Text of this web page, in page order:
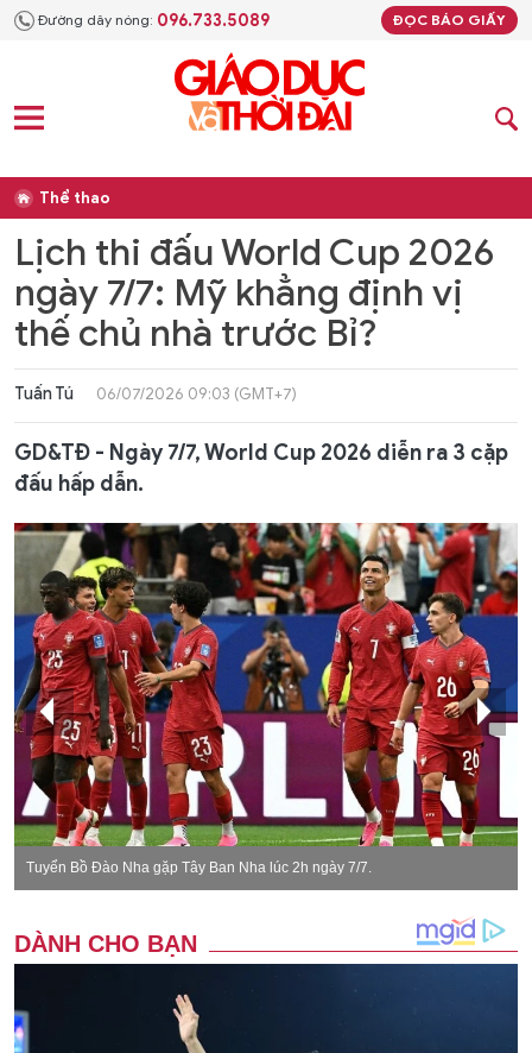
Đường dây nóng: 096.733.5089 ĐỌC BÁO GIẤY
Thể thao
Lịch thi đấu World Cup 2026
ngày 7/7: Mỹ khẳng định vị
thế chủ nhà trước Bỉ?
Tuấn Tú 06/07/2026 09:03 (GMT+7)
GD&TĐ - Ngày 7/7, World Cup 2026 diễn ra 3 cặp
đấu hấp dẫn.
Tuyển Bồ Đào Nha gặp Tây Ban Nha lúc 2h ngày 7/7.